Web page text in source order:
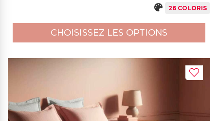
26 COLORIS
CHOISISSEZ LES OPTIONS